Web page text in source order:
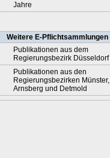
Jahre
Weitere E-Pflichtsammlungen
Publikationen aus dem
Regierungsbezirk Düsseldorf
Publikationen aus den
Regierungsbezirken Münster,
Arnsberg und Detmold